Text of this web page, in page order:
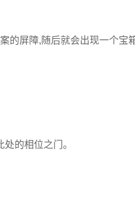
的屏障,随后就会出现一个宝
的相位之门。